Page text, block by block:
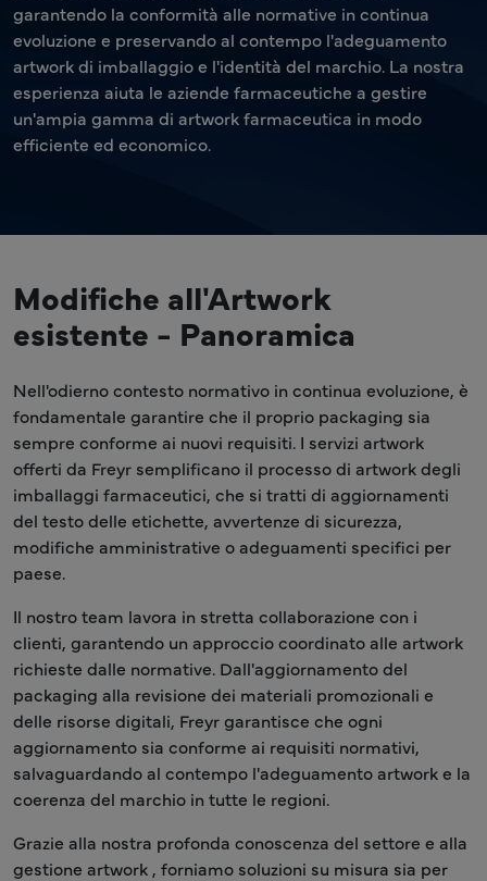
garantendo la conformità alle normative in continua
evoluzione e preservando al contempo l'adeguamento
artwork di imballaggio e l'identità del marchio. La nostra
esperienza aiuta le aziende farmaceutiche a gestire
un'ampia gamma di artwork farmaceutica in modo
efficiente ed economico.
Modifiche all'Artwork
esistente - Panoramica
Nell'odierno contesto normativo in continua evoluzione, è
fondamentale garantire che il proprio packaging sia
sempre conforme ai nuovi requisiti. I servizi artwork
offerti da Freyr semplificano il processo di artwork degli
imballaggi farmaceutici, che si tratti di aggiornamenti
del testo delle etichette, avvertenze di sicurezza,
modifiche amministrative o adeguamenti specifici per
paese.
Il nostro team lavora in stretta collaborazione con i
clienti, garantendo un approccio coordinato alle artwork
richieste dalle normative. Dall'aggiornamento del
packaging alla revisione dei materiali promozionali e
delle risorse digitali, Freyr garantisce che ogni
aggiornamento sia conforme ai requisiti normativi,
salvaguardando al contempo l'adeguamento artwork e la
coerenza del marchio in tutte le regioni.
Grazie alla nostra profonda conoscenza del settore e alla
gestione artwork , forniamo soluzioni su misura sia per